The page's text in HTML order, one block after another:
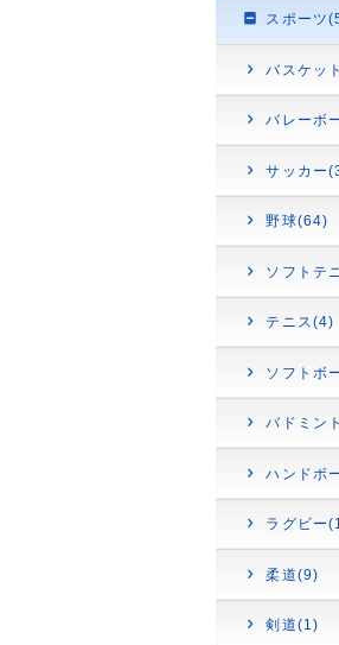
スポーツ
バスケッ
バレーボ
サッカー
野球(64)
ソフトテ
テニス(4)
ソフトボ
バドミン
ハンドボ
ラグビー
柔道(9)
剣道(1)